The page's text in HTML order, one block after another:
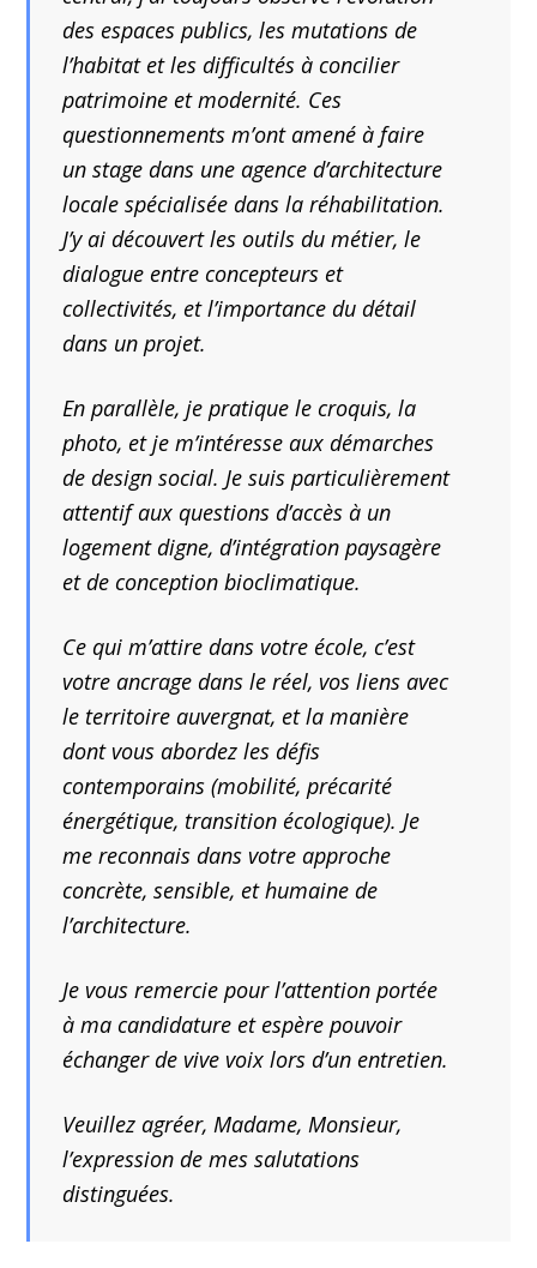
des espaces publics, les mutations de
l’habitat et les difficultés à concilier
patrimoine et modernité. Ces
questionnements m’ont amené à faire
un stage dans une agence d’architecture
locale spécialisée dans la réhabilitation.
J’y ai découvert les outils du métier, le
dialogue entre concepteurs et
collectivités, et l’importance du détail
dans un projet.
En parallèle, je pratique le croquis, la
photo, et je m’intéresse aux démarches
de design social. Je suis particulièrement
attentif aux questions d’accès à un
logement digne, d’intégration paysagère
et de conception bioclimatique.
Ce qui m’attire dans votre école, c’est
votre ancrage dans le réel, vos liens avec
le territoire auvergnat, et la manière
dont vous abordez les défis
contemporains (mobilité, précarité
énergétique, transition écologique). Je
me reconnais dans votre approche
concrète, sensible, et humaine de
l’architecture.
Je vous remercie pour l’attention portée
à ma candidature et espère pouvoir
échanger de vive voix lors d’un entretien.
Veuillez agréer, Madame, Monsieur,
l’expression de mes salutations
distinguées.